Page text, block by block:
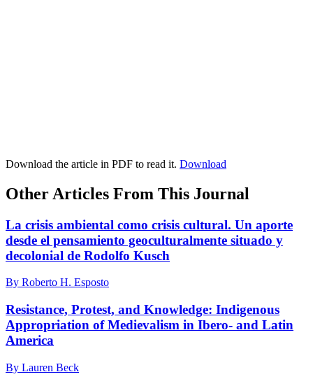
Download the article in PDF to read it. Download
Other Articles From This Journal
La crisis ambiental como crisis cultural. Un aporte
desde el pensamiento geoculturalmente situado y
decolonial de Rodolfo Kusch
By Roberto H. Esposto
Resistance, Protest, and Knowledge: Indigenous
Appropriation of Medievalism in Ibero- and Latin
America
By Lauren Beck